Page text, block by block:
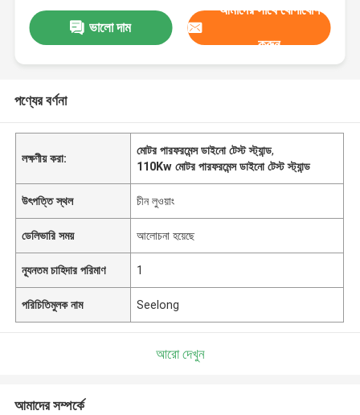
ভালো দাম
আমাদের সাথে যোগাযোগ
করুন
পণ্যের বর্ণনা
লক্ষণীয় করা:
মোটর পারফরমেন্স ডাইনো টেস্ট স্ট্যান্ড,
110Kw মোটর পারফরমেন্স ডাইনো টেস্ট স্ট্যান্ড
উৎপত্তি স্থল চীন লুওয়াং
ডেলিভারি সময় আলোচনা হয়েছে
ন্যূনতম চাহিদার পরিমাণ 1
পরিচিতিমুলক নাম Seelong
আরো দেখুন
আমাদের সম্পর্কে